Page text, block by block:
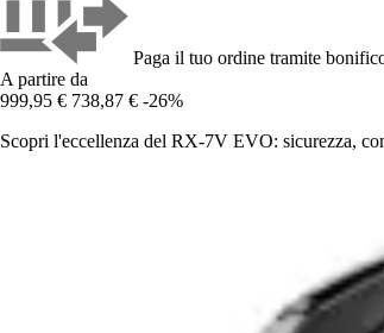
Paga il tuo ordine tramite
A partire da
999,95 € 738,87 € -26%
Scopri l'eccellenza del RX-7V EVO: sicurezza,